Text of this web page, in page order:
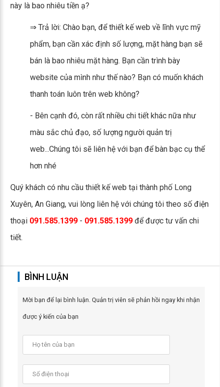
này là bao nhiêu tiền ạ?
⇒ Trả lời: Chào bạn, để thiết kế web về lĩnh vực mỹ
phẩm, bạn cần xác định số lượng, mặt hàng bạn sẽ
bán là bao nhiêu mặt hàng. Bạn cần trình bày
website của mình như thế nào? Bạn có muốn khách
thanh toán luôn trên web không?
- Bên cạnh đó, còn rất nhiều chi tiết khác nữa như
màu sắc chủ đạo, số lượng người quản trị
web...Chúng tôi sẽ liên hệ với bạn để bàn bạc cụ thể
hơn nhé
Quý khách có nhu cầu thiết kế web tại thành phố Long
Xuyên, An Giang, vui lòng liên hệ với chúng tôi theo số điện
thoại 091.585.1399 - 091.585.1399 để được tư vấn chi
tiết.
BÌNH LUẬN
Mời bạn để lại bình luận. Quản trị viên sẽ phản hồi ngay khi nhận
được ý kiến của bạn